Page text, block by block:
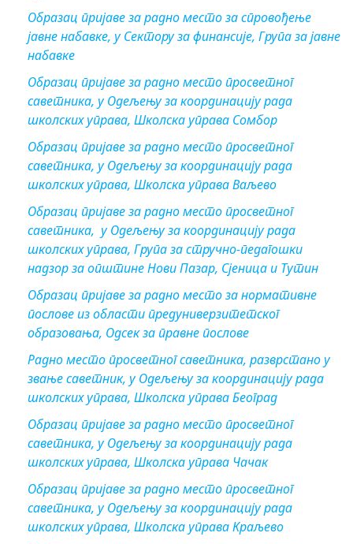
Образац пријаве за радно место за спровођење
јавне набавке, у Сектору за финансије, Група за јавне
набавке
Образац пријаве за радно место просветног
саветника, у Одељењу за координацију рада
школских управа, Школска управа Сомбор
Образац пријаве за радно место просветног
саветника, у Одељењу за координацију рада
школских управа, Школска управа Ваљево
Образац пријаве за радно место просветног
саветника, у Одељењу за координацију рада
школских управа, Група за стручно-педагошки
надзор за општине Нови Пазар, Сјеница и Тутин
Образац пријаве за радно место за нормативне
послове из области предуниверзитетског
образовања, Одсек за правне послове
Радно место просветног саветника, разврстано у
звање саветник, у Одељењу за координацију рада
школских управа, Школска управа Београд
Образац пријаве за радно место просветног
саветника, у Одељењу за координацију рада
школских управа, Школска управа Чачак
Образац пријаве за радно место просветног
саветника, у Одељењу за координацију рада
школских управа, Школска управа Краљево